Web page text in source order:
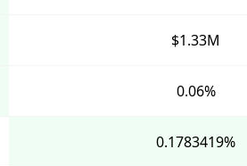
$1.33M
0.06%
0.1783419%